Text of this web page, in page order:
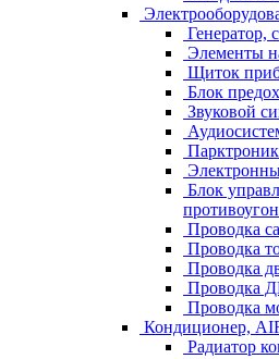
Генератор,
Элементы
Щиток
Блок
Звуковой
Блок
Проводка
Проводка
Проводка
Проводка
Проводка
Кондиционер,
Радиатор